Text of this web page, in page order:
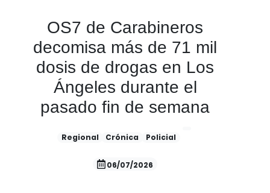
OS7 de Carabineros
decomisa más de 71 mil
dosis de drogas en Los
Ángeles durante el
pasado fin de semana
Regional Crónica Policial
06/07/2026